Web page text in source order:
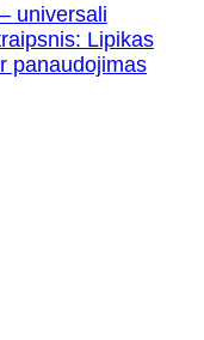
universali
Lipikas
panaudojimas